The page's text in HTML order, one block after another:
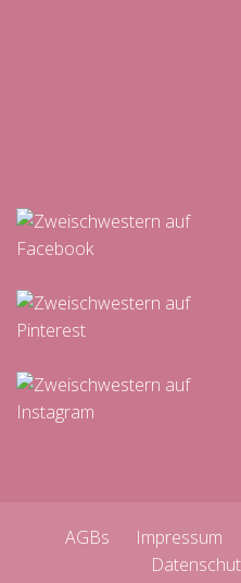
AGBs Impressum